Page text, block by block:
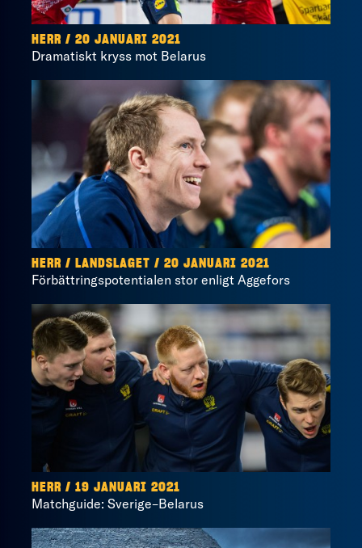
HERR / 20 JANUARI 2021
Dramatiskt kryss mot Belarus
HERR / LANDSLAGET / 20 JANUARI 2021
Förbättringspotentialen stor enligt Aggefors
HERR / 19 JANUARI 2021
Matchguide: Sverige–Belarus